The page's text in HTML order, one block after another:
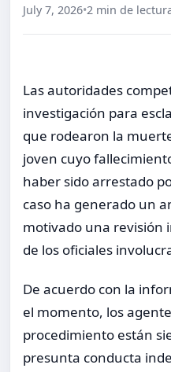
July 7, 2026•2 min de
Las autoridades
investigación para
que rodearon la
joven cuyo
haber sido arrestado
caso ha generado un
motivado una revisión
de los oficiales
De acuerdo con la
el momento, los
procedimiento están
presunta conducta